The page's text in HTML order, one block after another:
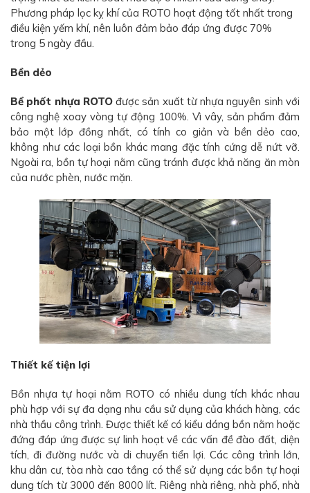
Phương pháp lọc kỵ khí của ROTO hoạt động tốt nhất trong
điều kiện yếm khí, nên luôn đảm bảo đáp ứng được 70%
trong 5 ngày đầu.
Bền dẻo
Bể phốt nhựa ROTOđược sản xuất từ nhựa nguyên sinh với
công nghệ xoay vòng tự động 100%. Vì vây, sản phẩm đảm
bảo một lớp đồng nhất, có tính co giản và bền dẻo cao,
không như các loại bồn khác mang đặc tính cứng dễ nứt vỡ.
Ngoài ra, bồn tự hoại nằm cũng tránh được khả năng ăn mòn
của nước phèn, nước mặn.
Thiết kế tiện lợi
Bồn nhựa tự hoại nằm ROTO có nhiều dung tích khác nhau
phù hợp với sự đa dạng nhu cầu sử dụng của khách hàng, các
nhà thầu công trình. Được thiết kế có kiểu dáng bồn nằm hoặc
đứng đáp ứng được sự linh hoạt về các vấn đề đào đất, diện
tích, đi đường nước và di chuyển tiển lợi. Các công trình lớn,
khu dân cư, tòa nhà cao tầng có thể sử dụng các bồn tự hoại
dung tích từ 3000 đến 8000 lít. Riêng nhà riêng, nhà phố, nhà